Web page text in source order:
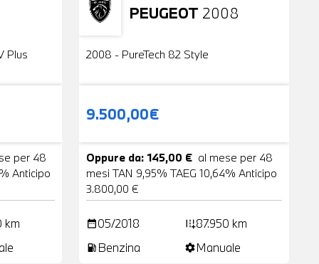
Plus
per 48
Anticipo
km
PEUGEOT 2008
Usato
2008 - PureTech 82 Style
9.500,00€
Oppure da: 145,00 € al mese per 48
mesi TAN 9,95% TAEG 10,64% Anticipo
3.800,00 €
date_range05/2018 add_road87.950 km
local_gas_station Benzina settingsManuale